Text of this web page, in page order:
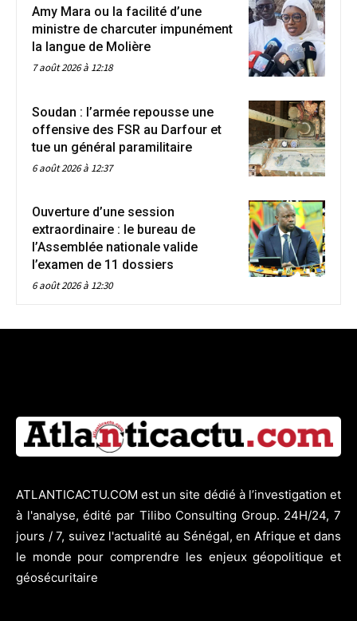
Amy Mara ou la facilité d’une
ministre de charcuter impunément
la langue de Molière
7 août 2026 à 12:18
Soudan : l’armée repousse une
offensive des FSR au Darfour et
tue un général paramilitaire
6 août 2026 à 12:37
Ouverture d’une session
extraordinaire : le bureau de
l’Assemblée nationale valide
l’examen de 11 dossiers
6 août 2026 à 12:30
ATLANTICACTU.COM est un site dédié à l’investigation et
à l'analyse, édité par Tilibo Consulting Group. 24H/24, 7
jours / 7, suivez l'actualité au Sénégal, en Afrique et dans
le monde pour comprendre les enjeux géopolitique et
géosécuritaire